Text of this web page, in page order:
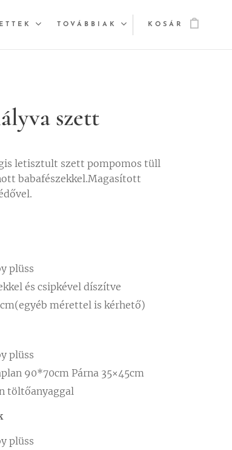
TOVÁBBIAK KOSÁR
szett
letisztult szett pompomos tüll
babafészekkel.Magasított
plüss
és csipkével díszítve
mérettel is kérhető)
plüss
90*70cm Párna 35×45cm
töltőanyaggal
plüss